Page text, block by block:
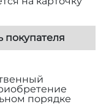
покупателя
порядке